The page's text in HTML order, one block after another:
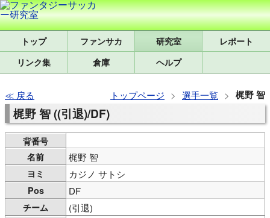
トップ 研究室
レポート
リンク集
倉庫 ヘルプ
戻る トップページ 選手一覧 梶野 智
梶野 智 ((引退)/DF)
背番号
名前
梶野 智
ヨミ カジノ サトシ
Pos DF
チーム (引退)